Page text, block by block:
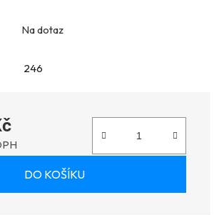
Na dotaz
246
DO KOŠÍKU